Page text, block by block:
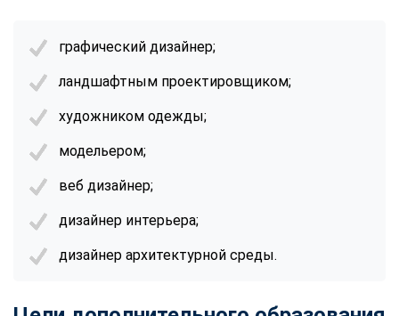
графический дизайнер;
ландшафтным проектировщиком;
художником одежды;
модельером;
веб дизайнер;
дизайнер интерьера;
дизайнер архитектурной среды.